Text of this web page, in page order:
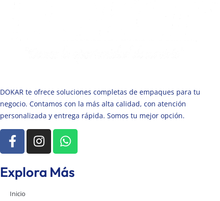
DOKAR te ofrece soluciones completas de empaques para tu
negocio. Contamos con la más alta calidad, con atención
personalizada y entrega rápida. Somos tu mejor opción.
Explora Más
Inicio